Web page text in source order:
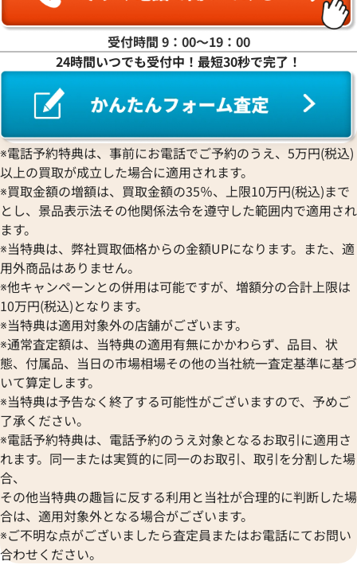
エルメス ポップアッシュ ピアス
参考買取価格
2025年9月17日時点
エルメス ポップ
参考買取価格
2025年10月17日
エルメス ピアス
参考買取価格
39,000 円
2025年10月17日時点
エルメス オラン
参考買取価格
28,000円
2026年5月17日時
受付時間 9：00〜19：00
24時間いつでも受付中！最短30秒で完了！
※電話予約特典は、事前にお電話でご予約のうえ、5万円(税込)
以上の買取が成立した場合に適用されます。
※買取金額の増額は、買取金額の35％、上限10万円(税込)まで
とし、景品表示法その他関係法令を遵守した範囲内で適用され
ます。
※当特典は、弊社買取価格からの金額UPになります。また、適
用外商品はありません。
※他キャンペーンとの併用は可能ですが、増額分の合計上限は
10万円(税込)となります。
※当特典は適用対象外の店舗がございます。
※通常査定額は、当特典の適用有無にかかわらず、品目、状
態、付属品、当日の市場相場その他の当社統一査定基準に基づ
いて算定します。
※当特典は予告なく終了する可能性がございますので、予めご
了承ください。
※電話予約特典は、電話予約のうえ対象となるお取引に適用さ
れます。同一または実質的に同一のお取引、取引を分割した場
合、
その他当特典の趣旨に反する利用と当社が合理的に判断した場
合は、適用対象外となる場合がございます。
※ご不明な点がございましたら査定員またはお電話にてお問い
合わせください。